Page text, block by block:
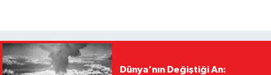
Dünya'nın Değiştiği An: